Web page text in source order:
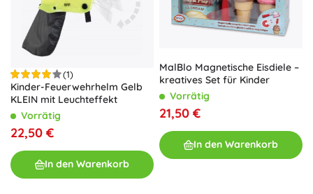
(1)
Kinder-Feuerwehrhelm Gelb
KLEIN mit Leuchteffekt
Vorrätig
22,50 €
In den Warenkorb
MalBlo Magnetische Eisdiele –
kreatives Set für Kinder
Vorrätig
21,50 €
In den Warenkorb